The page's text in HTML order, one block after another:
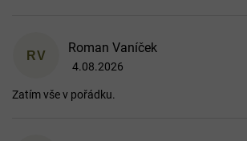
RV
Roman Vaníček
Hodnocení obchodu je 5 z 5
4.08.2026
Zatím vše v pořádku.